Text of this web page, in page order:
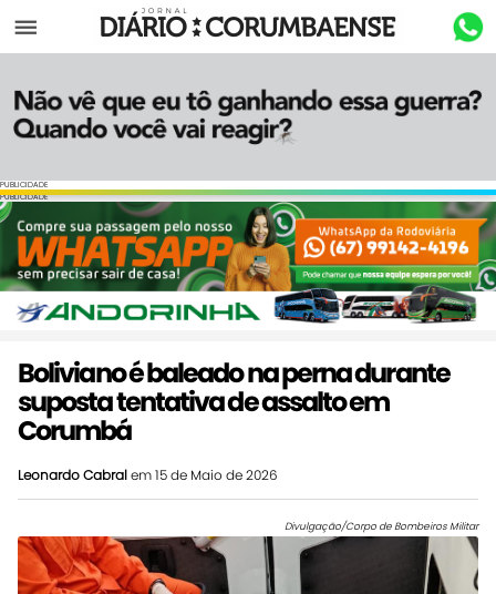
Menu
PUBLICIDADE
PUBLICIDADE
Boliviano é baleado na perna durante
suposta tentativa de assalto em
Corumbá
Leonardo Cabralem 15 de Maio de 2026
Divulgação/Corpo de Bombeiros Militar